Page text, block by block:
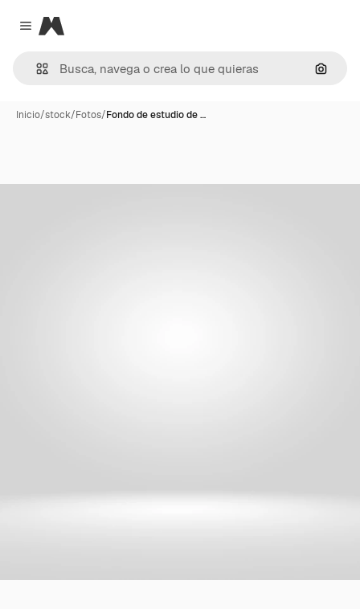
Close menu
Magnific
Inicio/stock/Fotos/Fondo de estudio de …